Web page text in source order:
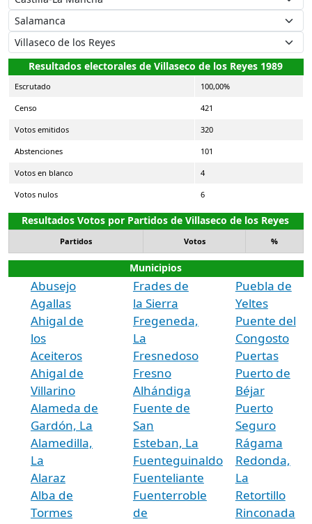
Resultados electorales de Villaseco de los Reyes 1989
Escrutado 100,00%
Censo 421
Votos emitidos 320
Abstenciones 101
Votos en blanco 4
Votos nulos 6
Resultados Votos por Partidos de Villaseco de los Reyes
Partidos Votos %
Municipios
Abusejo
Agallas
Ahigal de
los
Aceiteros
Ahigal de
Villarino
Alameda de
Gardón, La
Alamedilla,
La
Alaraz
Alba de
Tormes
Frades de
la Sierra
Fregeneda,
La
Fresnedoso
Fresno
Alhándiga
Fuente de
San
Esteban, La
Fuenteguinaldo
Fuenteliante
Fuenterroble
de
Puebla de
Yeltes
Puente del
Congosto
Puertas
Puerto de
Béjar
Puerto
Seguro
Rágama
Redonda,
La
Retortillo
Rinconada